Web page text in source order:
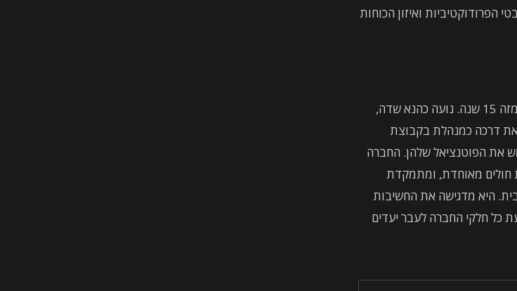
הפרודוקטיביות ואיזון הכוחות
שדה, בראשות נועה כהנא שדה, פועלת בתחום האימון, הניהול והייעוץ מזה 15 שנה. נועה כהנא שדה,
את דרכה כמנהלת בקבוצת
את הפוטנציאל שלהן. החברה
חולים מאוחדת, ומתמקדת
היא מדגישה את החשיבות
כל חלקי החברה לעבר יעדים